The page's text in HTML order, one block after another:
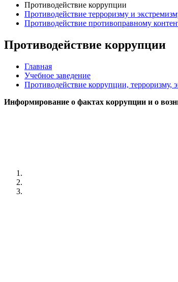
Противодействие коррупции
Противодействие терроризму и
Противодействие противоправному
Противодействие коррупции
Главная
Учебное заведение
Противодействие коррупции, терроризму,
Информирование о фактах коррупции и о